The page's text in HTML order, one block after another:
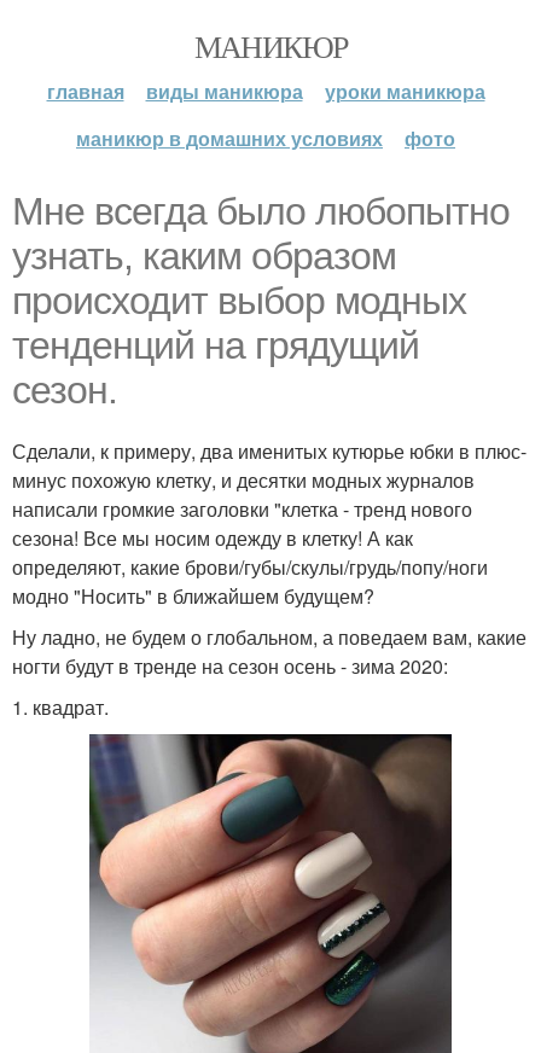
МАНИКЮР
главная виды маникюра
уроки маникюра
маникюр в домашних условиях
фото
Мне всегда было любопытно
узнать, каким образом
происходит выбор модных
тенденций на грядущий
сезон.
Сделали, к примеру, два именитых кутюрье юбки в плюс-
минус похожую клетку, и десятки модных журналов
написали громкие заголовки "клетка - тренд нового
сезона! Все мы носим одежду в клетку! А как
определяют, какие брови/губы/скулы/грудь/попу/ноги
модно "Носить" в ближайшем будущем?
Ну ладно, не будем о глобальном, а поведаем вам, какие
ногти будут в тренде на сезон осень - зима 2020:
1. квадрат.